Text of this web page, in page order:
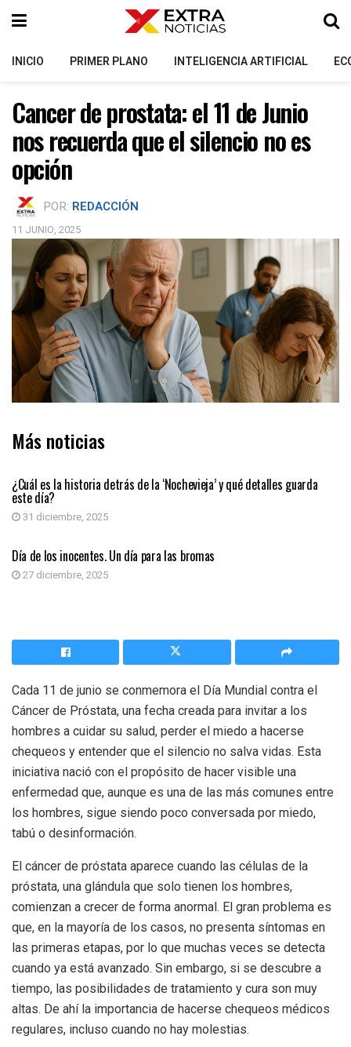
INICIO PRIMER PLANO INTELIGENCIA ARTIFICIAL
Cancer de prostata: el 11 de Junio
nos recuerda que el silencio no es
opción
POR: REDACCIÓN
11 JUNIO, 2025
Más noticias
¿Cuál es la historia detrás de la ‘Nochevieja’ y qué detalles guarda
este día?
31 diciembre, 2025
EFEMÉRIDES
Día de los inocentes. Un día para las bromas
27 diciembre, 2025
Cada 11 de junio se conmemora el Día Mundial contra el
Cáncer de Próstata, una fecha creada para invitar a los
hombres a cuidar su salud, perder el miedo a hacerse
chequeos y entender que el silencio no salva vidas. Esta
iniciativa nació con el propósito de hacer visible una
enfermedad que, aunque es una de las más comunes entre
los hombres, sigue siendo poco conversada por miedo,
tabú o desinformación.
El cáncer de próstata aparece cuando las células de la
próstata, una glándula que solo tienen los hombres,
comienzan a crecer de forma anormal. El gran problema es
que, en la mayoría de los casos, no presenta síntomas en
las primeras etapas, por lo que muchas veces se detecta
cuando ya está avanzado. Sin embargo, si se descubre a
tiempo, las posibilidades de tratamiento y cura son muy
altas. De ahí la importancia de hacerse chequeos médicos
regulares, incluso cuando no hay molestias.